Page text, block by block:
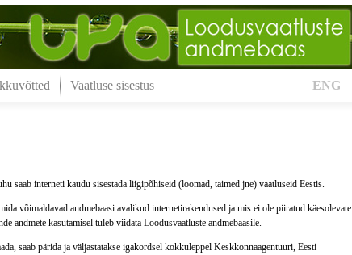
ENG
Vaatluse sisestus
saab interneti kaudu sisestada liigipõhiseid (loomad, taimed jne) vaatluseid Eestis.
võimaldavad andmebaasi avalikud internetirakendused ja mis ei ole piiratud käesolevate
andmete kasutamisel tuleb viidata Loodusvaatluste andmebaasile.
saab pärida ja väljastatakse igakordsel kokkuleppel Keskkonnaagentuuri, Eesti